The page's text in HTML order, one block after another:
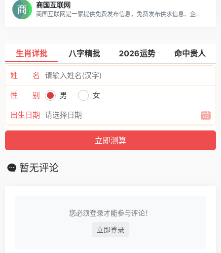
商国互联网
商国互联网是一家提供免费发布信息，免费发布供求信息、企业商机、产品供应、二手生意、产品求购、采购代理服务，是商人网上贸易首选的B2B电子商务网站。
生肖详批 八字精批 2026运势 命中贵人
姓 名
性 别 男 女
出生日期
暂无评论
您必须登录才能参与评论！
立即登录